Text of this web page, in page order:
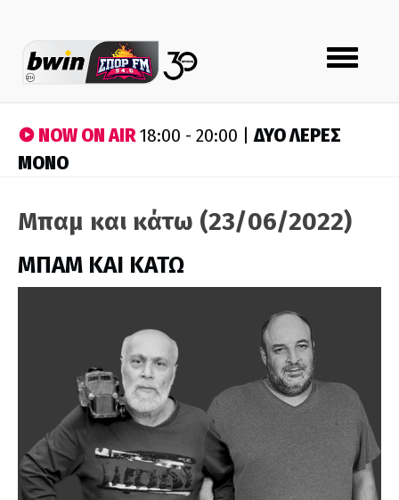
Toggle
navigation
NOW ON AIR18:00 - 20:00 |ΔΥΟ ΛΕΡΕΣ
ΜΟΝΟ
Μπαμ και κάτω (23/06/2022)
ΜΠΑΜ ΚΑΙ ΚΑΤΩ